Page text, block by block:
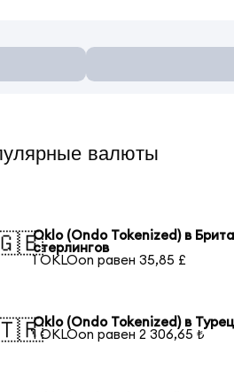
валюты
Oklo (Ondo Tokenized) в
стерлингов
1 OKLOon равен 35,85 £
Oklo (Ondo Tokenized) в
1 OKLOon равен 2 306,65 ₺